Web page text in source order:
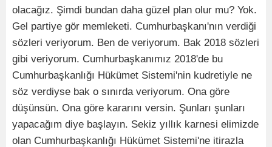
olacağız. Şimdi bundan daha güzel plan olur mu? Yok.
Gel partiye gör memleketi. Cumhurbaşkanı'nın verdiği
sözleri veriyorum. Ben de veriyorum. Bak 2018 sözleri
gibi veriyorum. Cumhurbaşkanımız 2018'de bu
Cumhurbaşkanlığı Hükümet Sistemi'nin kudretiyle ne
söz verdiyse bak o sınırda veriyorum. Ona göre
düşünsün. Ona göre kararını versin. Şunları şunları
yapacağım diye başlayın. Sekiz yıllık karnesi elimizde
olan Cumhurbaşkanlığı Hükümet Sistemi'ne itirazla